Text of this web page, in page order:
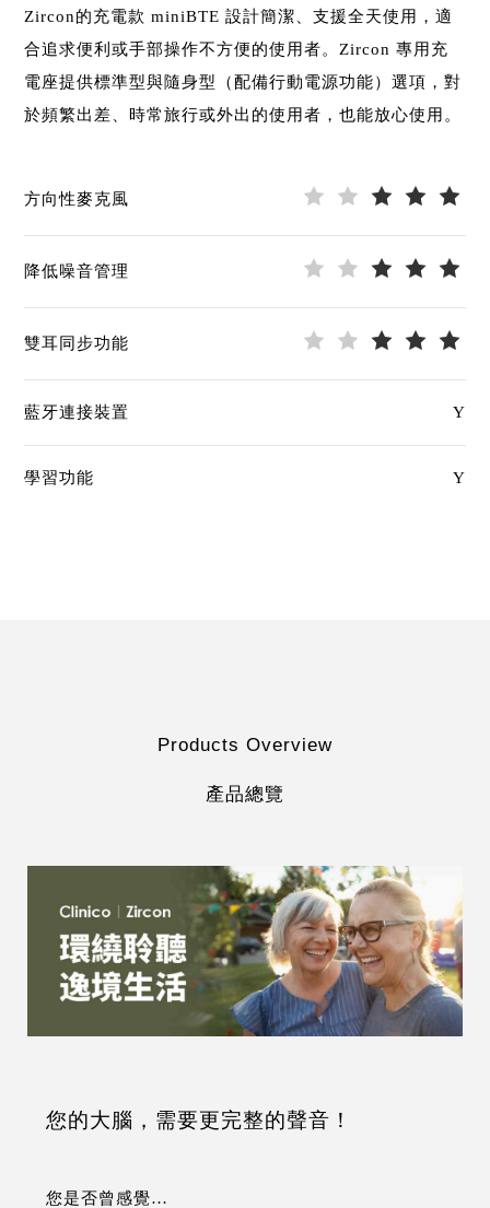
Zircon的充電款 miniBTE 設計簡潔、支援全天使用，適
合追求便利或手部操作不方便的使用者。Zircon 專用充
電座提供標準型與隨身型（配備行動電源功能）選項，對
於頻繁出差、時常旅行或外出的使用者，也能放心使用。
方向性麥克風
降低噪音管理
雙耳同步功能
藍牙連接裝置 Y
學習功能 Y
Products Overview
產品總覽
您的大腦，需要更完整的聲音！
您是否曾感覺…